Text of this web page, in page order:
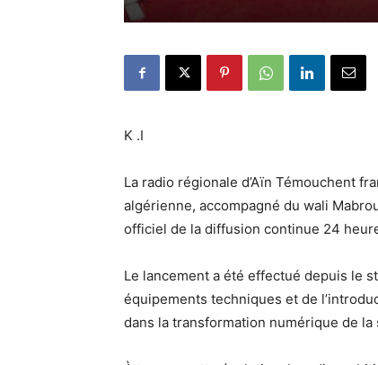
K .I
La radio régionale d’Aïn Témouchent
algérienne, accompagné du wali
officiel de la diffusion continue 24
Le lancement a été effectué depuis le
équipements techniques et de
dans la transformation numérique de la